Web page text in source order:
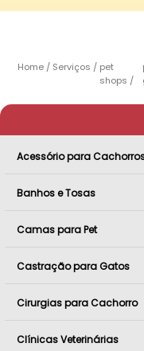
Home Serviços
pet
shops
Acessório para
Banhos e Tosas
Camas para Pet
Castração para Gatos
Cirurgias para Cachorro
Clínicas Veterinárias